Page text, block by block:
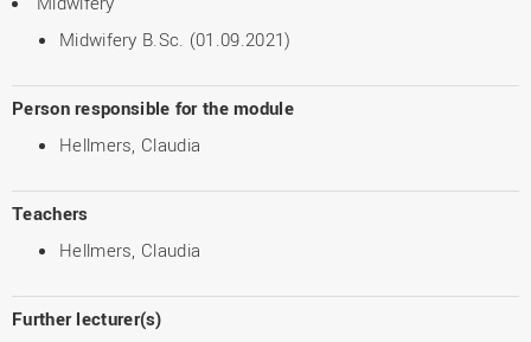
Midwifery B.Sc. (01.09.2021)
Person responsible for the module
Hellmers, Claudia
Teachers
Hellmers, Claudia
Further lecturer(s)